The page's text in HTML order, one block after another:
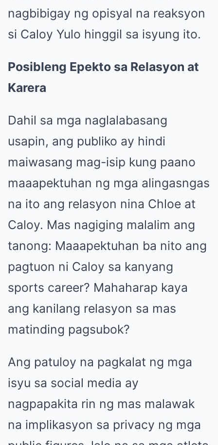
nagbibigay ng opisyal na reaksyon
si Caloy Yulo hinggil sa isyung ito.
Posibleng Epekto sa Relasyon at
Karera
Dahil sa mga naglalabasang
usapin, ang publiko ay hindi
maiwasang mag-isip kung paano
maaapektuhan ng mga alingasngas
na ito ang relasyon nina Chloe at
Caloy. Mas nagiging malalim ang
tanong: Maaapektuhan ba nito ang
pagtuon ni Caloy sa kanyang
sports career? Mahaharap kaya
ang kanilang relasyon sa mas
matinding pagsubok?
Ang patuloy na pagkalat ng mga
isyu sa social media ay
nagpapakita rin ng mas malawak
na implikasyon sa privacy ng mga